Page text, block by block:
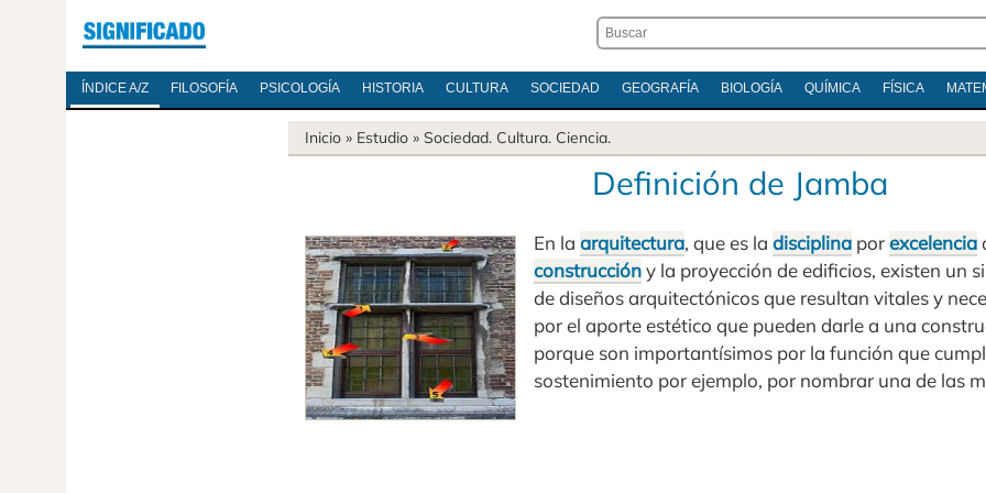
ÍNDICE A/Z FILOSOFÍA PSICOLOGÍA HISTORIA CULTURA SOCIEDAD GEOGRAFÍA BIOLOGÍA QUÍMICA FÍSICA
Inicio » Estudio » Sociedad. Cultura. Ciencia.
Definición de Jamba
En la arquitectura, que es la disciplina porexcelencia
construccióny la proyección de edificios, existen un
de diseños arquitectónicos que resultan vitales y
por el aporte estético que pueden darle a una
porque son importantísimos por la función que
sostenimiento por ejemplo, por nombrar una de las